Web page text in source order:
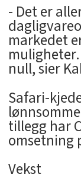
- Det er
markedet
null, sier
Safari-
tillegg har
omsetning
Vekst